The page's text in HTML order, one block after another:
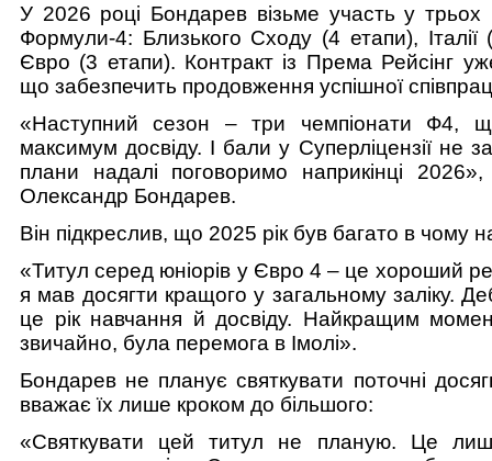
У 2026 році Бондарев візьме участь у трьох
Формули-4: Близького Сходу (4 етапи), Італії
Євро (3 етапи). Контракт із Према Рейсінг
що забезпечить продовження успішної
«Наступний сезон – три чемпіонати Ф4,
максимум досвіду. І бали у Суперліцензії не
плани надалі поговоримо наприкінці
Олександр Бондарев.
Він підкреслив, що 2025 рік був багато в чому
«Титул серед юніорів у Євро 4 – це хороший
я мав досягти кращого у загальному заліку.
це рік навчання й досвіду. Найкращим
звичайно, була перемога в Імолі».
Бондарев не планує святкувати поточні
вважає їх лише кроком до більшого:
«Святкувати цей титул не планую. Це